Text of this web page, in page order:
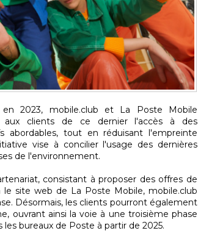
2023, mobile.club et La Poste Mobile
aux clients de ce dernier l'accès à des
tout en réduisant l'empreinte
vise à concilier l'usage des dernières
de l'environnement.
consistant à proposer des offres de
site web de La Poste Mobile, mobile.club
Désormais, les clients pourront également
ouvrant ainsi la voie à une troisième phase
bureaux de Poste à partir de 2025.